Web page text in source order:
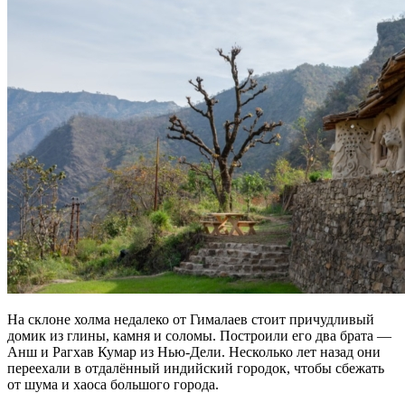
На склоне холма недалеко от Гималаев стоит причудливый
домик из глины, камня и соломы. Построили его два брата —
Анш и Рагхав Кумар из Нью-Дели. Несколько лет назад они
переехали в отдалённый индийский городок, чтобы сбежать
от шума и хаоса большого города.